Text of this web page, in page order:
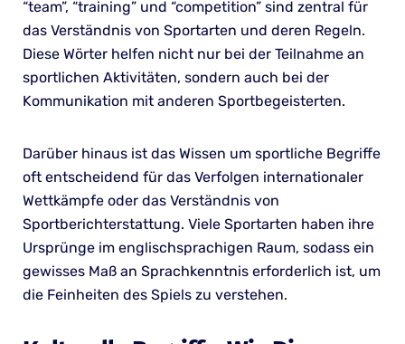
“team”, “training” und “competition” sind zentral für
das Verständnis von Sportarten und deren Regeln.
Diese Wörter helfen nicht nur bei der Teilnahme an
sportlichen Aktivitäten, sondern auch bei der
Kommunikation mit anderen Sportbegeisterten.
Darüber hinaus ist das Wissen um sportliche Begriffe
oft entscheidend für das Verfolgen internationaler
Wettkämpfe oder das Verständnis von
Sportberichterstattung. Viele Sportarten haben ihre
Ursprünge im englischsprachigen Raum, sodass ein
gewisses Maß an Sprachkenntnis erforderlich ist, um
die Feinheiten des Spiels zu verstehen.